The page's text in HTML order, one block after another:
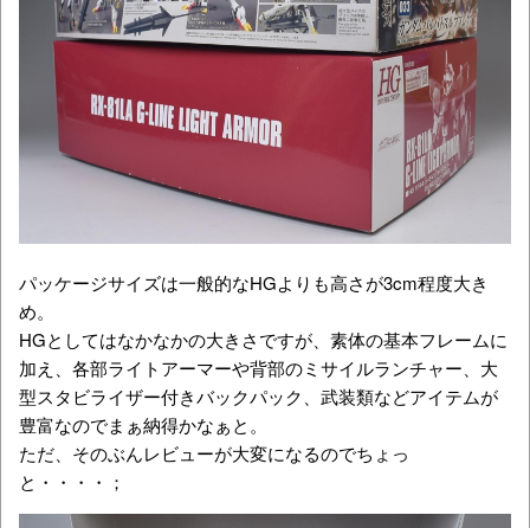
パッケージサイズは一般的なHGよりも高さが3cm程度大き
め。
HGとしてはなかなかの大きさですが、素体の基本フレームに
加え、各部ライトアーマーや背部のミサイルランチャー、大
型スタビライザー付きバックパック、武装類などアイテムが
豊富なのでまぁ納得かなぁと。
ただ、そのぶんレビューが大変になるのでちょっ
と・・・・；